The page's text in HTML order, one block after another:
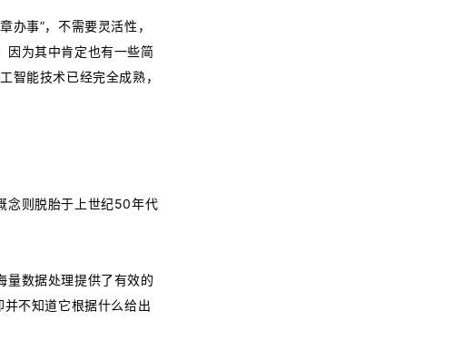
事”，不需要灵活性，
因为其中肯定也有一些简
智能技术已经完全成熟，
念则脱胎于上世纪50年代
数据处理提供了有效的
不知道它根据什么给出